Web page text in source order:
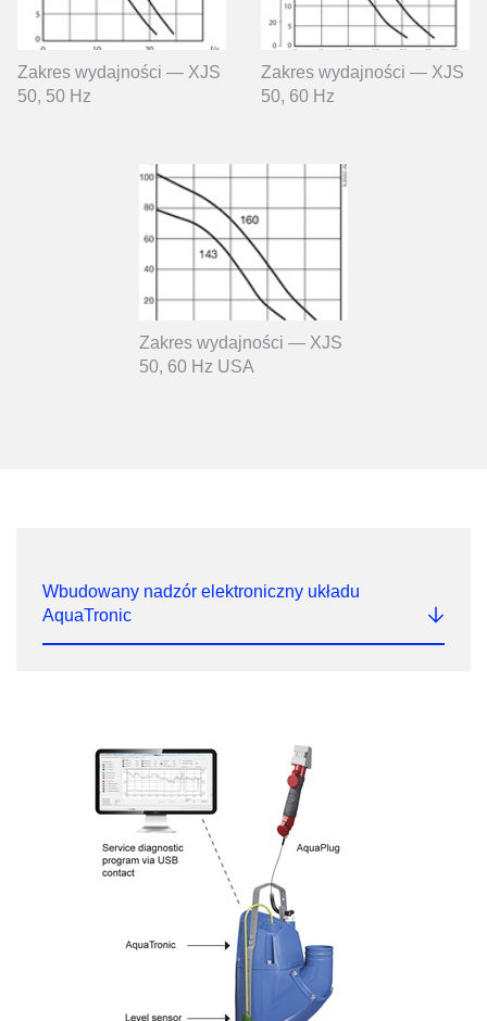
Zakres wydajności — XJS
50, 50 Hz
Zakres wydajności — XJS
50, 60 Hz
Zakres wydajności — XJS
50, 60 Hz USA
Wbudowany nadzór elektroniczny układu
AquaTronic